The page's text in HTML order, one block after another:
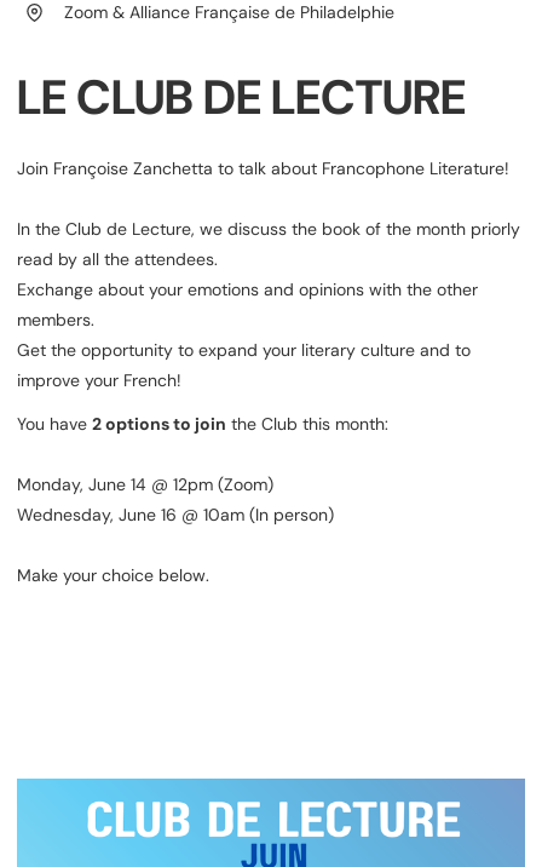
Zoom & Alliance Française de Philadelphie
LE CLUB DE LECTURE
Join Françoise Zanchetta to talk about Francophone Literature!
In the Club de Lecture, we discuss the book of the month priorly
read by all the attendees.
Exchange about your emotions and opinions with the other
members.
Get the opportunity to expand your literary culture and to
improve your French!
You have 2 options to join the Club this month:
Monday, June 14 @ 12pm (Zoom)
Wednesday, June 16 @ 10am (In person)
Make your choice below.